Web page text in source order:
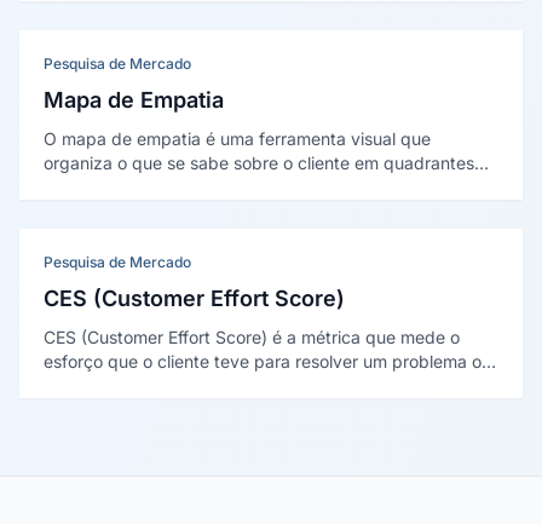
Pesquisa de Mercado
Mapa de Empatia
O mapa de empatia é uma ferramenta visual que
organiza o que se sabe sobre o cliente em quadrantes
Pesquisa de Mercado
CES (Customer Effort Score)
CES (Customer Effort Score) é a métrica que mede o
esforço que o cliente teve para resolver um problema ou